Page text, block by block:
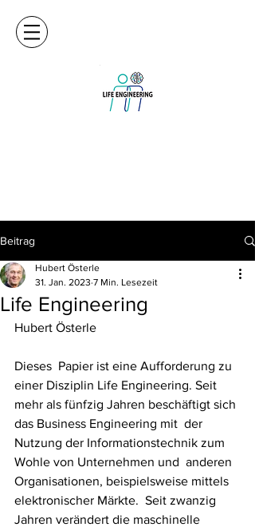
Beitrag
Life Engineering
Hubert Österle
31. Jan. 2023 7 Min. Lesezeit
Hubert Österle
Dieses  Papier ist eine Aufforderung zu
einer Disziplin Life Engineering. Seit
mehr als fünfzig Jahren beschäftigt sich
das Business Engineering mit  der
Nutzung der Informationstechnik zum
Wohle von Unternehmen und  anderen
Organisationen, beispielsweise mittels
elektronischer Märkte.  Seit zwanzig
Jahren verändert die maschinelle